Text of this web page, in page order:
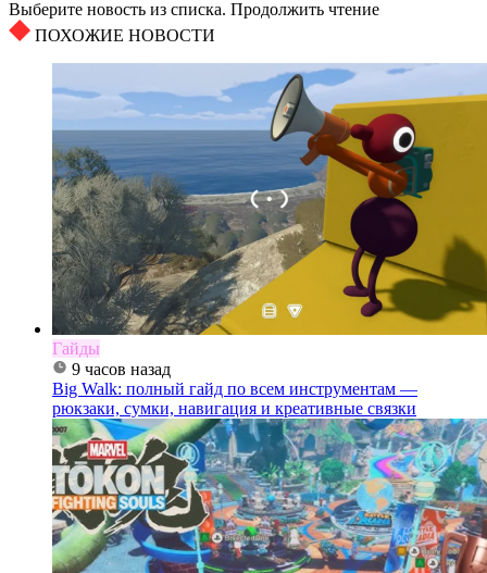
Выберите новость из списка. Продолжить чтение
ПОХОЖИЕ НОВОСТИ
Гайды
9 часов назад
Big Walk: полный гайд по всем инструментам —
рюкзаки, сумки, навигация и креативные связки